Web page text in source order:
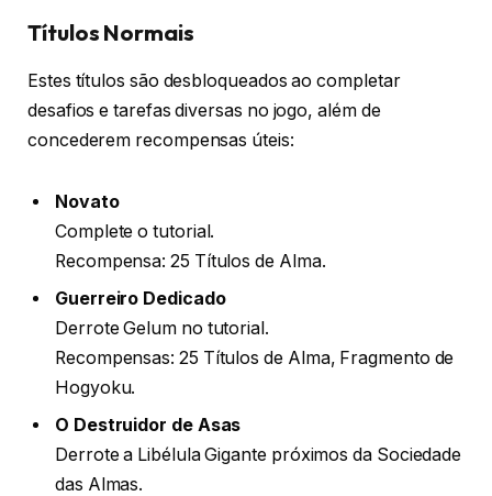
Títulos Normais
Estes títulos são desbloqueados ao completar
desafios e tarefas diversas no jogo, além de
concederem recompensas úteis:
Novato
Complete o tutorial.
Recompensa: 25 Títulos de Alma.
Guerreiro Dedicado
Derrote Gelum no tutorial.
Recompensas: 25 Títulos de Alma, Fragmento de
Hogyoku.
O Destruidor de Asas
Derrote a Libélula Gigante próximos da Sociedade
das Almas.